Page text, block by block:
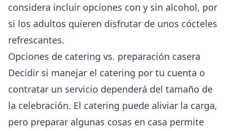
considera incluir opciones con y sin alcohol, por
si los adultos quieren disfrutar de unos cócteles
refrescantes.
Opciones de catering vs. preparación casera
Decidir si manejar el catering por tu cuenta o
contratar un servicio dependerá del tamaño de
la celebración. El catering puede aliviar la carga,
pero preparar algunas cosas en casa permite